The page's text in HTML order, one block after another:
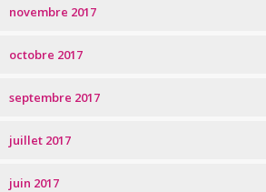
novembre 2017
octobre 2017
septembre 2017
juillet 2017
juin 2017